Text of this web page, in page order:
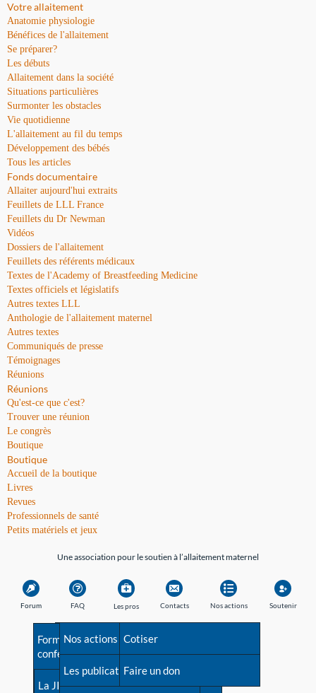
Votre allaitement
Anatomie physiologie
Bénéfices de l'allaitement
Se préparer?
Les débuts
Allaitement dans la société
Situations particulières
Surmonter les obstacles
Vie quotidienne
L'allaitement au fil du temps
Développement des bébés
Tous les articles
Fonds documentaire
Allaiter aujourd'hui extraits
Feuillets de LLL France
Feuillets du Dr Newman
Vidéos
Dossiers de l'allaitement
Feuillets des référents médicaux
Textes de l'Academy of Breastfeeding Medicine
Textes officiels et législatifs
Autres textes LLL
Anthologie de l'allaitement maternel
Autres textes
Communiqués de presse
Témoignages
Réunions
Réunions
Qu'est-ce que c'est?
Trouver une réunion
Le congrès
Boutique
Boutique
Accueil de la boutique
Livres
Revues
Professionnels de santé
Petits matériels et jeux
Une association pour le soutien à l’allaitement maternel
Forum FAQ
Avant la naissance
Les débuts
Les pros
Formations et
conférences
La JIA
Contacts
Besoin d'aide?
Répertoire de tous les
contacts
Nos actions
Nos actions
Les publications
Soutenir
Cotiser
Faire un don